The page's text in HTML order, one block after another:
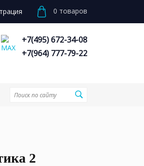
0 товаров
+7(495) 672-34-08
+7(964) 777-79-22
2